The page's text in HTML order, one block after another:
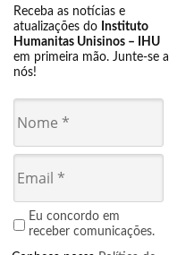
Receba as notícias e
atualizações do Instituto
Humanitas Unisinos – IHU
em primeira mão. Junte-se a
nós!
Eu concordo em
receber comunicações.